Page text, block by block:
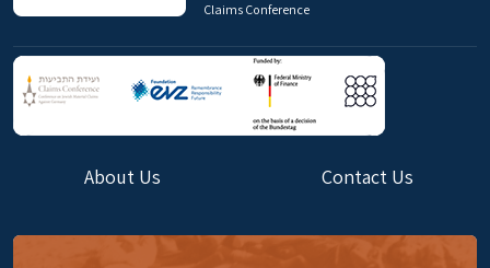
Claims Conference
About Us Contact Us